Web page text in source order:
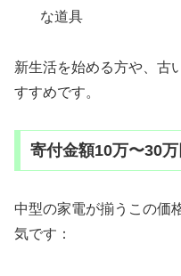
な道具
新生活を始める方や、古
すすめです。
寄付金額10万〜30万
中型の家電が揃うこの価
気です：